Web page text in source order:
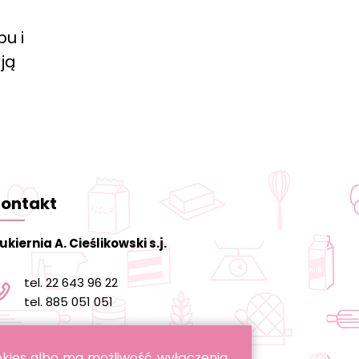
i
A. Cieślikowski s.j.
tel. 22 643 96 22
tel. 885 051 051